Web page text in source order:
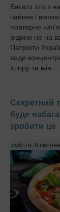
Багато хто з
чайник і
повторне
рідини не на
Патріоти
води
хлору та мін...
Секретний
буде
зробити це
субота, 8